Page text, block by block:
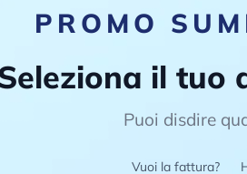
PROMO
il tuo
Puoi disdire
Vuoi la fattura?